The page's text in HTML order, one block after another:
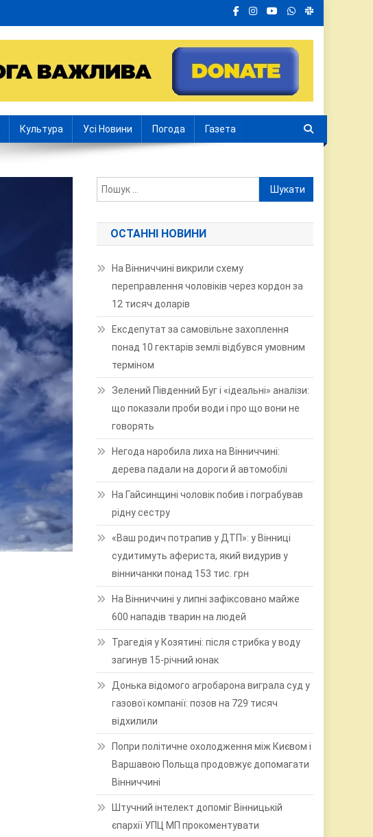
Культура Усі Новини Погода Газета
Пошук:
ОСТАННІ НОВИНИ
На Вінниччині викрили схему
переправлення чоловіків через кордон за
12 тисяч доларів
Ексдепутат за самовільне захоплення
понад 10 гектарів землі відбувся умовним
терміном
Зелений Південний Буг і «ідеальні» аналізи:
що показали проби води і про що вони не
говорять
Негода наробила лиха на Вінниччині:
дерева падали на дороги й автомобілі
На Гайсинщині чоловік побив і пограбував
рідну сестру
«Ваш родич потрапив у ДТП»: у Вінниці
судитимуть афериста, який видурив у
вінничанки понад 153 тис. грн
На Вінниччині у липні зафіксовано майже
600 нападів тварин на людей
Трагедія у Козятині: після стрибка у воду
загинув 15-річний юнак
Донька відомого агробарона виграла суд у
газової компанії: позов на 729 тисяч
відхилили
Попри політичне охолодження між Києвом і
Варшавою Польща продовжує допомагати
Вінниччині
Штучний інтелект допоміг Вінницькій
єпархії УПЦ МП прокоментувати